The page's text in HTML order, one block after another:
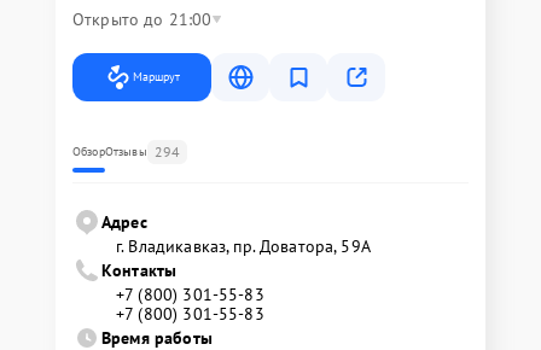
Открыто до 21:00
Маршрут
ОбзорОтзывы 294
Адрес
г. Владикавказ, пр. Доватора, 59А
Контакты
+7 (800) 301-55-83
+7 (800) 301-55-83
Время работы